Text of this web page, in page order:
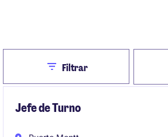
CloseFiltrar
Jefe de Turno